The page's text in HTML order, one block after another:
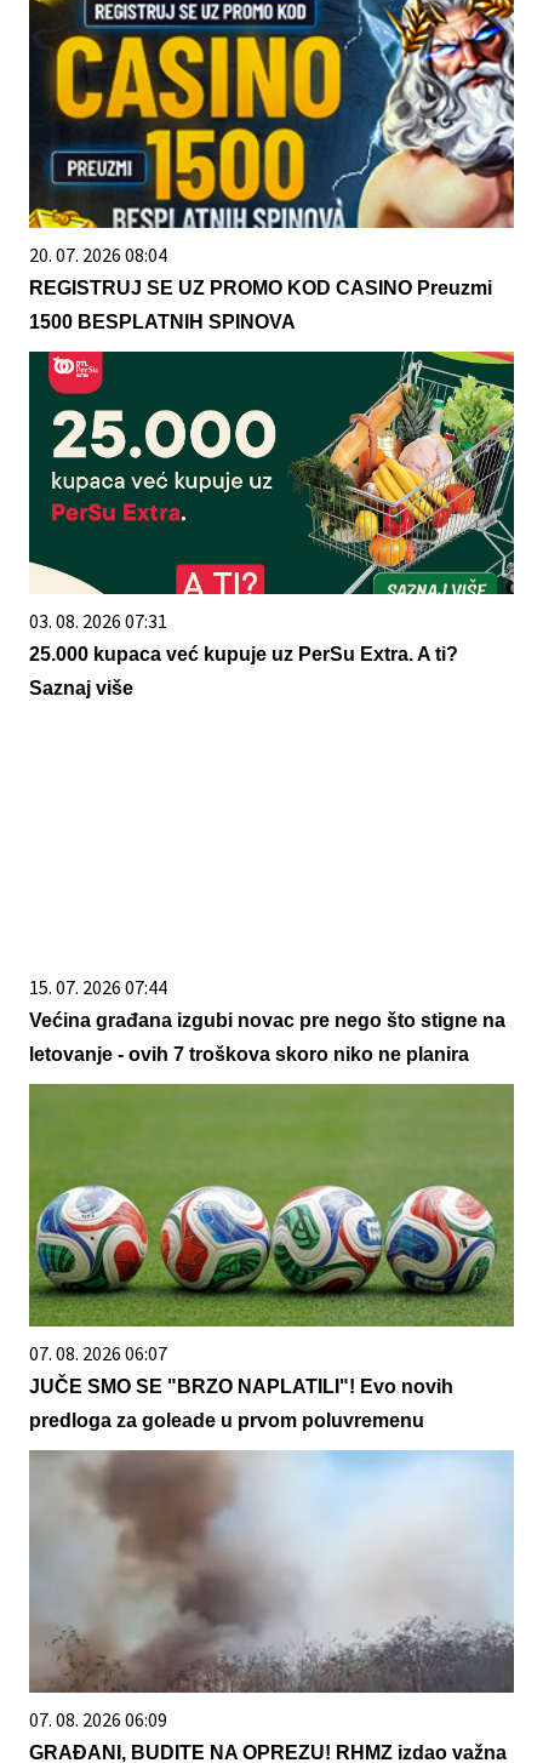
20. 07. 2026 08:04
REGISTRUJ SE UZ PROMO KOD CASINO Preuzmi
1500 BESPLATNIH SPINOVA
03. 08. 2026 07:31
25.000 kupaca već kupuje uz PerSu Extra. A ti?
Saznaj više
15. 07. 2026 07:44
Većina građana izgubi novac pre nego što stigne na
letovanje - ovih 7 troškova skoro niko ne planira
07. 08. 2026 06:07
JUČE SMO SE "BRZO NAPLATILI"! Evo novih
predloga za goleade u prvom poluvremenu
07. 08. 2026 06:09
GRAĐANI, BUDITE NA OPREZU! RHMZ izdao važna